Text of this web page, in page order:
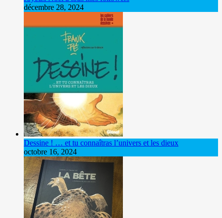
décembre 28, 2024
Dessine ! … et tu connaîtras l’univers et les dieux
octobre 16, 2024